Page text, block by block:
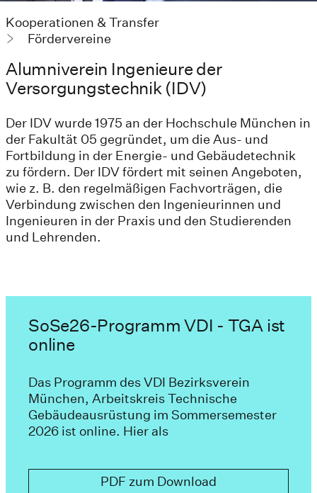
Kooperationen & Transfer
Fördervereine
Alumniverein Ingenieure der
Versorgungstechnik (IDV)
Der IDV wurde 1975 an der Hochschule München in
der Fakultät 05 gegründet, um die Aus- und
Fortbildung in der Energie- und Gebäudetechnik
zu fördern. Der IDV fördert mit seinen Angeboten,
wie z. B. den regelmäßigen Fachvorträgen, die
Verbindung zwischen den Ingenieurinnen und
Ingenieuren in der Praxis und den Studierenden
und Lehrenden.
SoSe26-Programm VDI - TGA ist
online
Das Programm des VDI Bezirksverein
München, Arbeitskreis Technische
Gebäudeausrüstung im Sommersemester
2026 ist online. Hier als
PDF zum Download